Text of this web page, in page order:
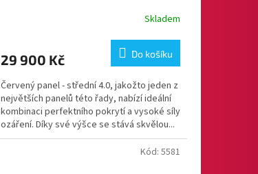
Skladem
29 900 Kč Do košíku
Červený panel - střední 4.0, jakožto jeden z
největších panelů této řady, nabízí ideální
kombinaci perfektního pokrytí a vysoké síly
ozáření. Díky své výšce se stává skvělou...
Kód: 5581